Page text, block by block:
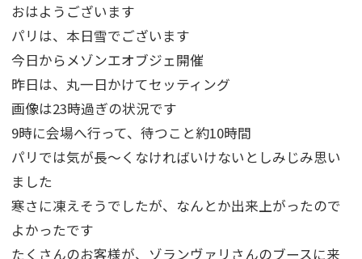
おはようございます
パリは、本日雪でございます
今日からメゾンエオブジェ開催
昨日は、丸一日かけてセッティング
画像は23時過ぎの状況です
9時に会場へ行って、待つこと約10時間
パリでは気が長～くなければいけないとしみじみ思い
ました
寒さに凍えそうでしたが、なんとか出来上がったので
よかったです
たくさんのお客様が、ゾランヴァリさんのブースに来